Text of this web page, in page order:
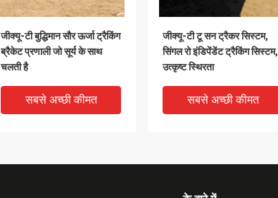
जीक्यू-टी बुद्धिमान सौर ऊर्जा ट्रैकिंग
ब्रैकेट प्रणाली जो सूर्य के साथ
चलती है
सबसे अच्छी कीमत
जीक्यू-टी टू सन ट्रैकर सिस्टम,
सिंगल रो इंडिपेंडेंट ट्रैकिंग सिस्टम,
उत्कृष्ट स्थिरता
सबसे अच्छी कीमत